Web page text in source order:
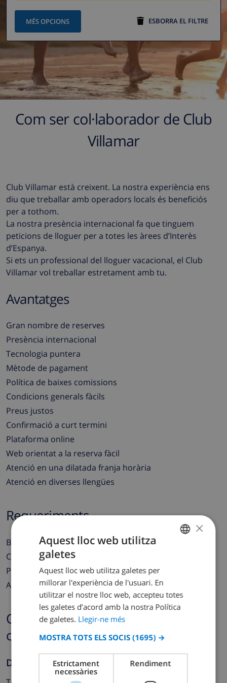
MÉS OPCIONS ESBORRA EL FILTRE
Com ser col·laborador de Club
Villamar
Club Villamar està creixent. La nostra experiència ens
diu que treballar amb operadors locals és beneficiós
per a tothom.
La nostra presència internacional fa que tinguem
peticions de lloguer per a totes les àrees d’Interès
d’Espanya.
Si ets un professional del lloguer vacacional, el Club
Villamar vol treballar estretament amb tu.
Avantatges
Gran nombre de reserves
Presència internacional
Tecnologia puntera
Mètode de pagament
Política de baixes comissions
Condicions generals fàcils
Preus justos
Confirmació a curt termini
Plataforma online
Web orientat a la reserva fàcil
Atenció en una dilatada franja horària
Atenció en diverses llengües
Requeriments
Bona reputació en la teva àrea
Contacte directe amb els propietaris
Propietats de bona qualitat
Atenció al client local
Contacta amb el departament de
col·laboradors
Departament de col·laboradors
DUTCH
SPANISH
CATALAN
×
Aquest lloc web utilitza
galetes
Aquest lloc web utilitza galetes per
millorar l'experiència de l'usuari. En
utilitzar el nostre lloc web, accepteu totes
les galetes d’acord amb la nostra Política
de galetes. Llegir-ne més
MOSTRA TOTS ELS SOCIS (1695) →
Estrictament
necessàries
Rendiment